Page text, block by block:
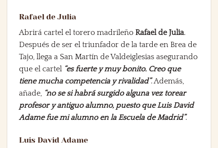
Rafael de Julia
Abrirá cartel el torero madrileño Rafael de Julia.
Después de ser el triunfador de la tarde en Brea de
Tajo, llega a San Martín de Valdeiglesias asegurando
que el cartel “es fuerte y muy bonito. Creo que
tiene mucha competencia y rivalidad”. Además,
añade, “no se si habrá surgido alguna vez torear
profesor y antiguo alumno, puesto que Luis David
Adame fue mi alumno en la Escuela de Madrid”.
Luis David Adame